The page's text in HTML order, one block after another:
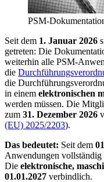
PSM-
Seit dem 1. Januar 2026
getreten: Die
weiterhin alle PSM-
die
die
in einem elektronischen
werden müssen. Die
zum 31. Dezember 2026
(EU) 2025/2203).
Das bedeutet: Seit dem
Anwendungen vollständig
Die elektronische,
01.01.2027 verbindlich.